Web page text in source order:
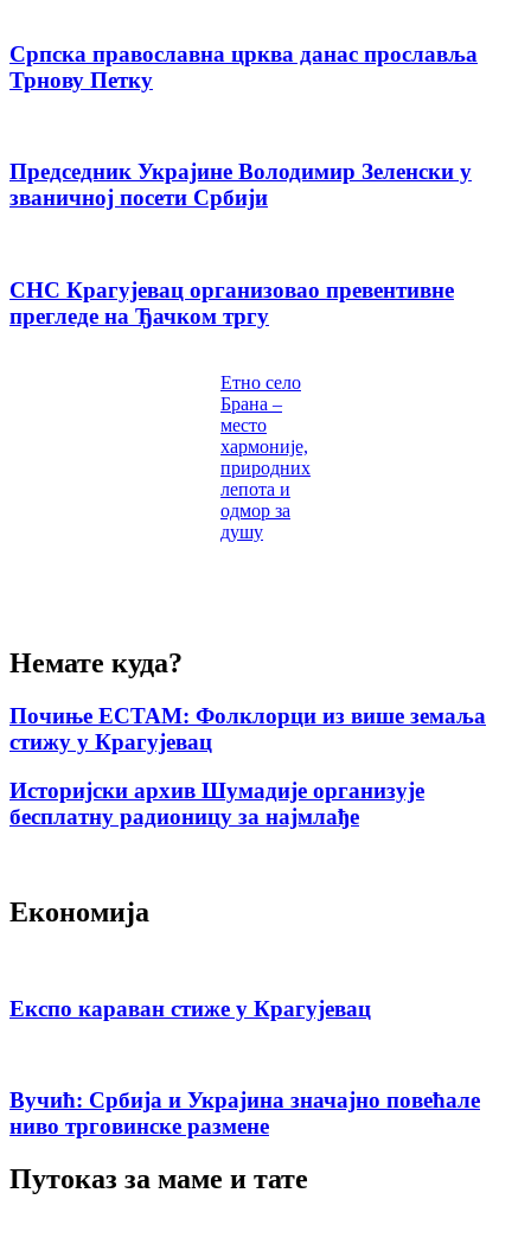
Српска православна црква данас прославља
Трнову Петку
Председник Украјине Володимир Зеленски у
званичној посети Србији
СНС Крагујевац организовао превентивне
прегледе на Ђачком тргу
Етно село
Брана –
место
хармоније,
природних
лепота и
одмор за
душу
Немате куда?
Почиње ЕСТАМ: Фолклорци из више земаља
стижу у Крагујевац
Историјски архив Шумадије организује
бесплатну радионицу за најмлађе
Економија
Експо караван стиже у Крагујевац
Вучић: Србија и Украјина значајно повећале
ниво трговинске размене
Путоказ за маме и тате